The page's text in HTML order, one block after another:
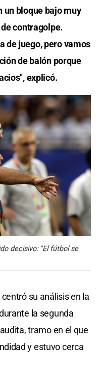
un bloque bajo muy
contragolpe.
de juego, pero vamos
de balón porque
explicó.
decisivo: "El fútbol se
su análisis en la
la segunda
tramo en el que
y estuvo cerca